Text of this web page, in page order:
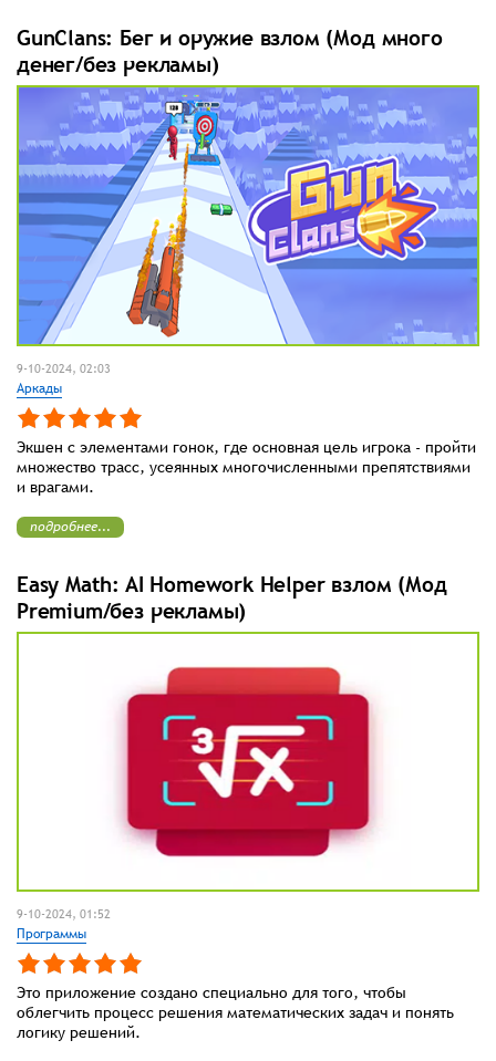
9-10-2024, 02:03
GunClans: Бег и оружие взлом (Мод много
денег/без рекламы)
Аркады
Экшен с элементами гонок, где основная цель игрока - пройти
множество трасс, усеянных многочисленными препятствиями
и врагами.
подробнее...
9-10-2024, 01:52
Easy Math: AI Homework Helper взлом (Мод
Premium/без рекламы)
Программы
Это приложение создано специально для того, чтобы
облегчить процесс решения математических задач и понять
логику решений.